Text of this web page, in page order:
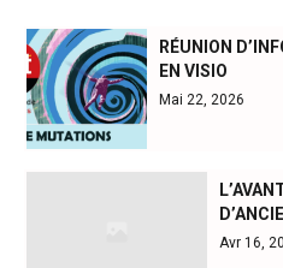
RÉUNION
EN VISIO
Mai 22, 2026
Avr 16,